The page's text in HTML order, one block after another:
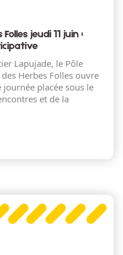
jeudi 11 juin :
Lapujade, le Pôle
Herbes Folles ouvre
placée sous le
et de la